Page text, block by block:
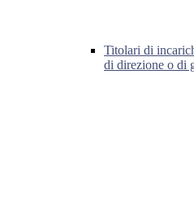
Titolari di
di direzione o di